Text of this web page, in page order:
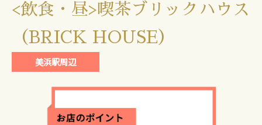
<飲食・昼>喫茶ブリックハウス
（BRICK HOUSE）
美浜駅周辺